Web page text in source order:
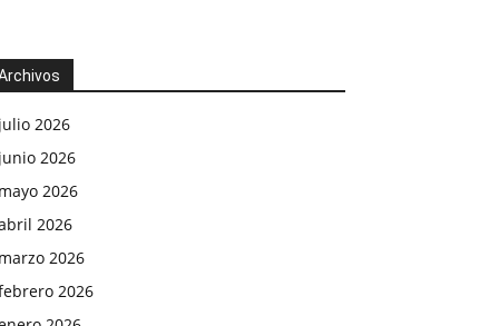
julio 2026
junio 2026
mayo 2026
2026
marzo 2026
2026